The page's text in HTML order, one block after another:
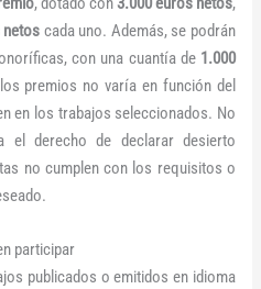
netos cada uno. Además, se podrán
con una cuantía de 1.000
premios no varía en función del
en los trabajos seleccionados. No
el derecho de declarar desierto
no cumplen con los requisitos o
participar
publicados o emitidos en idioma